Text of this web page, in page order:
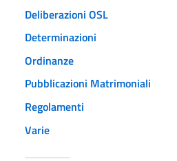
Deliberazioni OSL
Determinazioni
Ordinanze
Pubblicazioni Matrimoniali
Regolamenti
Varie